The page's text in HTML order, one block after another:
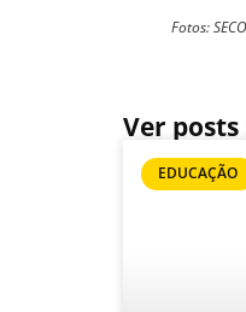
Fotos:
Ver
EDUCAÇÃO